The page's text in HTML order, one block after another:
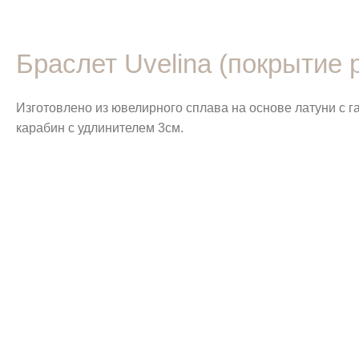
Браслет Uvelina (покрытие
Изготовлено из ювелирного сплава на основе латуни
карабин с удлинителем 3см.